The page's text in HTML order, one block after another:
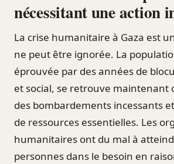
nécessitant une action
La crise humanitaire à Gaza est
ne peut être ignorée. La
éprouvée par des années de
et social, se retrouve maintenant
des bombardements incessants
de ressources essentielles. Les
humanitaires ont du mal à
personnes dans le besoin en